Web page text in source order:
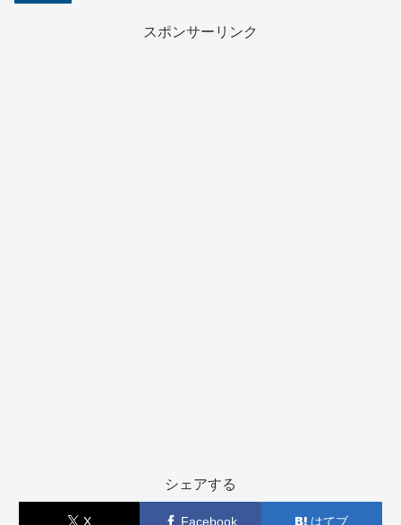
スポンサーリンク
シェアする
X Facebook はてブ